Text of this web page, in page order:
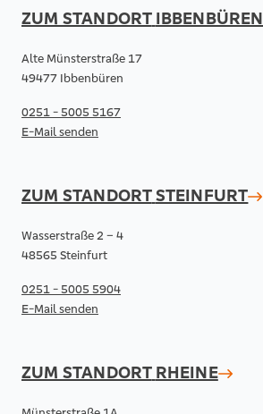
ZUM STANDORT IBBENBÜREN
Alte Münsterstraße 17
49477 Ibbenbüren
0251 - 5005 5167
E-Mail senden
ZUM STANDORTSTEINFURT
Wasserstraße 2 – 4
48565 Steinfurt
0251 - 5005 5904
E-Mail senden
ZUM STANDORT RHEINE